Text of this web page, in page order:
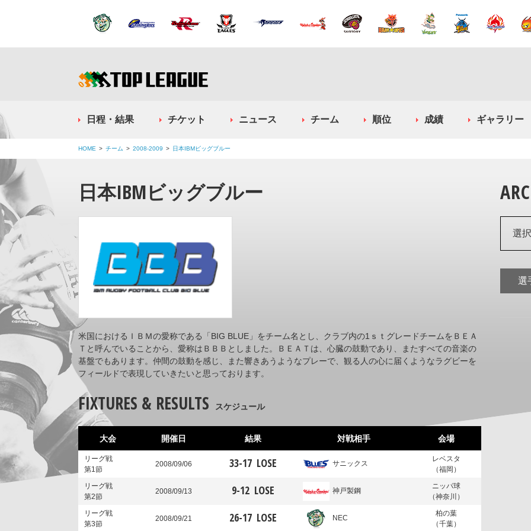
日程・結果 チケット ニュース チーム 順位 成績 ギャラリー
HOME チーム 2008-2009 日本IBMビッグブルー
日本IBMビッグブルー
米国におけるＩＢＭの愛称である「BIG BLUE」をチーム名とし、クラブ内の1ｓｔグレードチームをＢＥＡ
Ｔと呼んでいることから、愛称はＢＢＢとしました。ＢＥＡＴは、心臓の鼓動であり、またすべての音楽の
基盤でもあります。仲間の鼓動を感じ、また響きあうようなプレーで、観る人の心に届くようなラグビーを
フィールドで表現していきたいと思っております。
FIXTURES & RESULTS スケジュール
大会 開催日 結果 対戦相手 会場
リーグ戦
第1節
2008/09/06 33-17 LOSE サニックス
レベスタ
（福岡）
リーグ戦
第2節
2008/09/13 9-12 LOSE 神戸製鋼
ニッパ球
（神奈川）
リーグ戦
第3節
2008/09/21 26-17 LOSE NEC
柏の葉
（千葉）
選
選